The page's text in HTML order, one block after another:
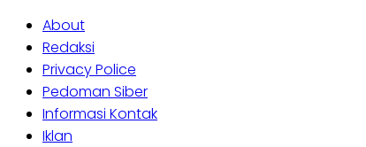
About
Redaksi
Privacy Police
Pedoman Siber
Informasi Kontak
Iklan